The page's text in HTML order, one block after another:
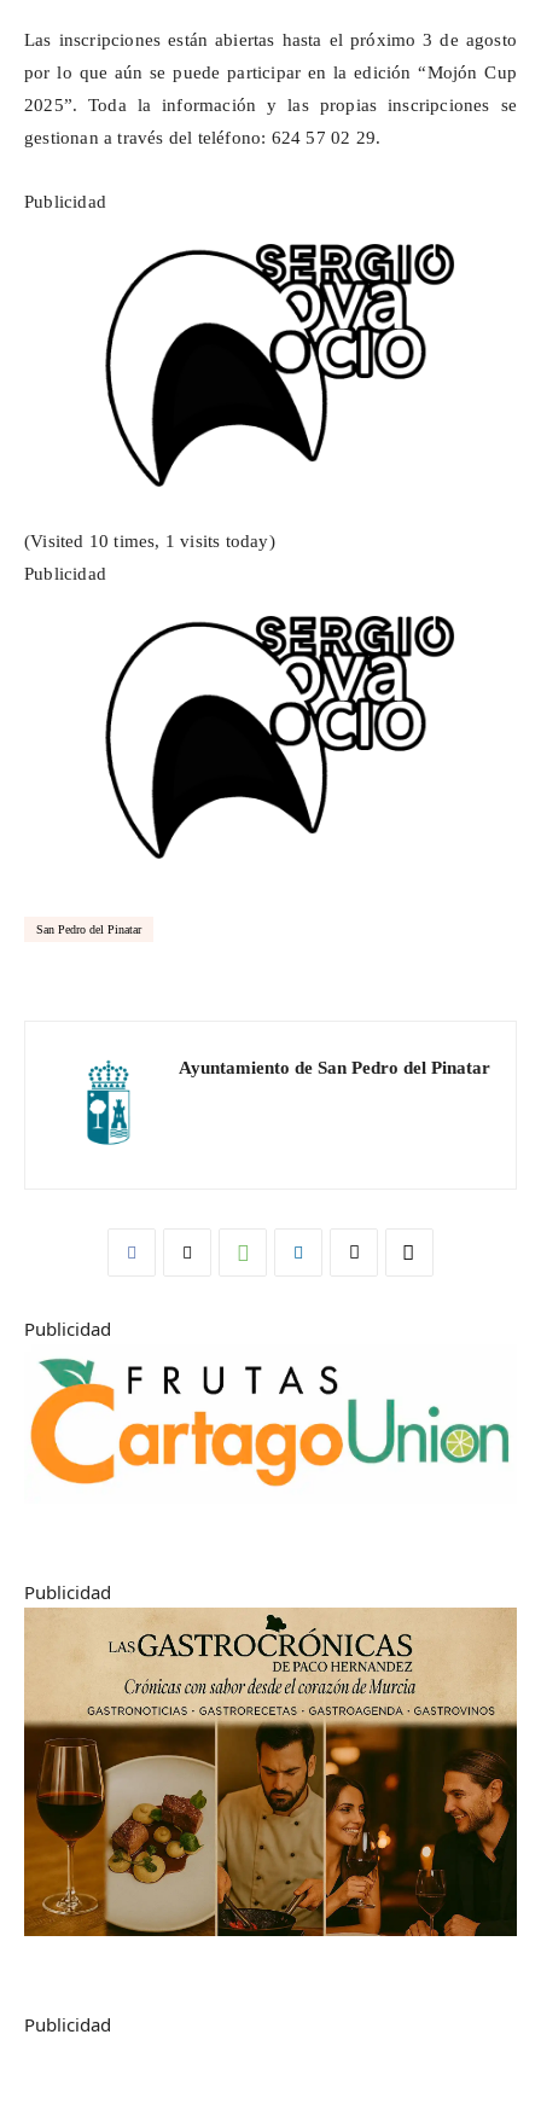
Las inscripciones están abiertas hasta el próximo 3 de agosto
por lo que aún se puede participar en la edición “Mojón Cup
2025”. Toda la información y las propias inscripciones se
gestionan a través del teléfono: 624 57 02 29.
Publicidad
(Visited 10 times, 1 visits today)
Publicidad
San Pedro del Pinatar
Ayuntamiento de San Pedro del Pinatar
Publicidad
Publicidad
Publicidad